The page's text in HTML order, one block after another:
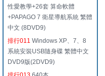
性愛教學+26套 算命軟體
+PAPAGO 7 衛星導航系統 繁體
中文 (8DVD9)
排行011 Windows XP、7、8
系統安裝USB隨身碟 繁體中文
DVD9版(2DVD9)